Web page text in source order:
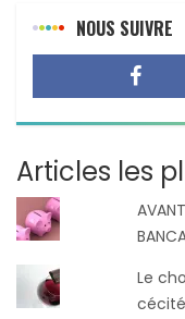
NOUS SUIVRE
Articles les
Le
cécité